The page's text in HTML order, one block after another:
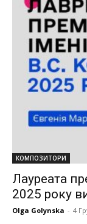
КОМПОЗИТОРИ
Лауреата
2025 року
Olga Golynska - 4